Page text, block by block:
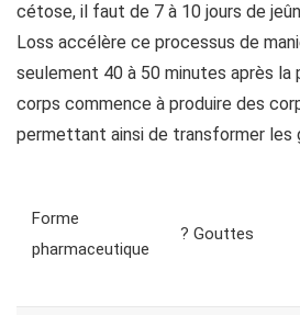
cétose, il faut de 7 à 10 jours de
Loss accélère ce processus de
seulement 40 à 50 minutes après
corps commence à produire des
permettant ainsi de transformer les
Forme
pharmaceutique
? Gouttes